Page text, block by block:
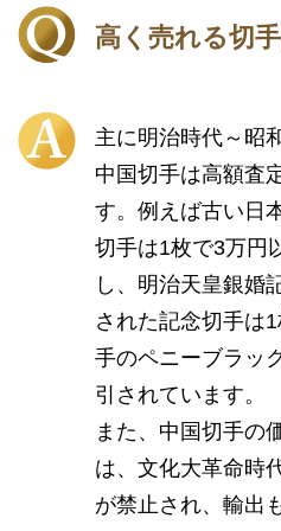
高く売れる切
主に明治時代～昭
中国切手は高額査
す。例えば古い日
切手は1枚で3万円
し、明治天皇銀婚
された記念切手は
手のペニーブラッ
引されています。
また、中国切手の
は、文化大革命時
が禁止され、輸出